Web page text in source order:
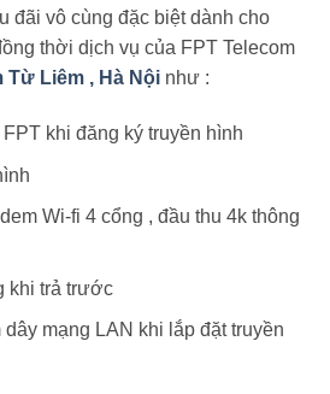
đãi vô cùng đặc biệt dành cho
thời dịch vụ của FPT Telecom
Từ Liêm , Hà Nội như :
khi đăng ký truyền hình
Wi-fi 4 cổng , đầu thu 4k thông
khi trả trước
dây mạng LAN khi lắp đặt truyền